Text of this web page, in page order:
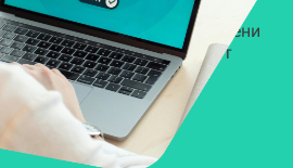
от AI решения, предназначени
на вашата организация от
ПОВЕЧЕ